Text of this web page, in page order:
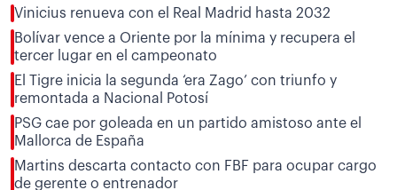
Vinicius renueva con el Real Madrid hasta 2032
Bolívar vence a Oriente por la mínima y recupera el
tercer lugar en el campeonato
El Tigre inicia la segunda ‘era Zago’ con triunfo y
remontada a Nacional Potosí
PSG cae por goleada en un partido amistoso ante el
Mallorca de España
Martins descarta contacto con FBF para ocupar cargo
de gerente o entrenador